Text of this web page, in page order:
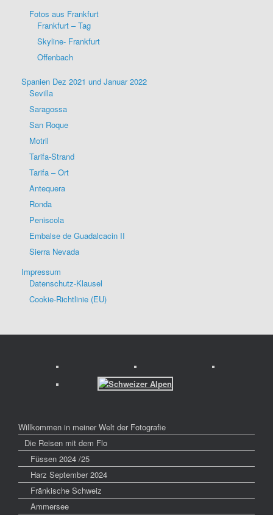
Fotos aus Frankfurt
Frankfurt – Tag
Skyline- Frankfurt
Offenbach
Spanien Dez 2021 und Januar 2022
Sevilla
Saragossa
San Roque
Motril
Tarifa-Strand
Tarifa – Ort
Antequera
Ronda
Peniscola
Embalse de Guadalcacin II
Sierra Nevada
Impressum
Datenschutz-Klausel
Cookie-Richtlinie (EU)
Willkommen in meiner Welt der Fotografie
Die Reisen mit dem Flo
Füssen 2024 /25
Harz September 2024
Fränkische Schweiz
Ammersee